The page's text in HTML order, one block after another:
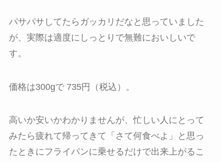
パサパサしてたらガッカリだなと思っていました
が、実際は適度にしっとりで無難においしいで
す。
価格は300gで 735円（税込）。
高いか安いかわかりませんが、忙しい人にとって
みたら疲れて帰ってきて「さて何食べよ」と思っ
たときにフライパンに乗せるだけで出来上がるこ